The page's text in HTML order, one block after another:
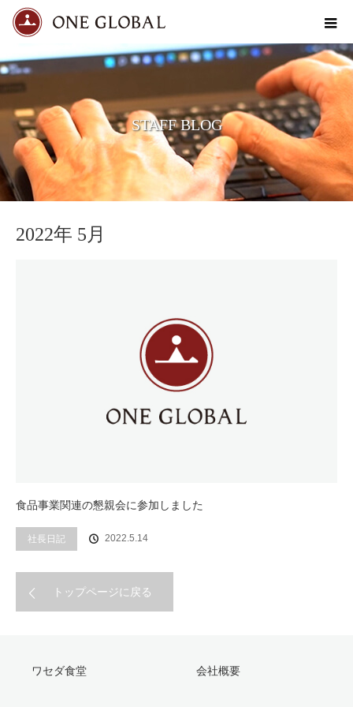
STAFF BLOG
2022年 5月
食品事業関連の懇親会に参加しました
社長日記 2022.5.14
トップページに戻る
ワセダ食堂 会社概要